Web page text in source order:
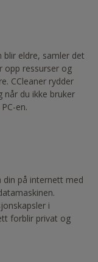
blir eldre, samler det
opp ressurser og
CCleaner rydder
når du ikke bruker
en.
på internett med
i
forblir privat og